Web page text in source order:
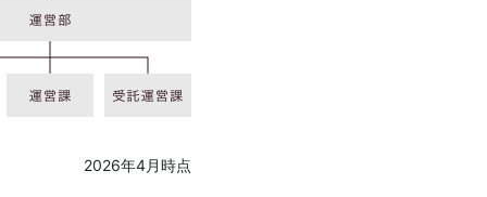
2026年4月時点